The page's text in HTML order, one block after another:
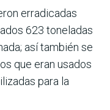
erradicadas
623 toneladas
así también se
que eran usados
para la